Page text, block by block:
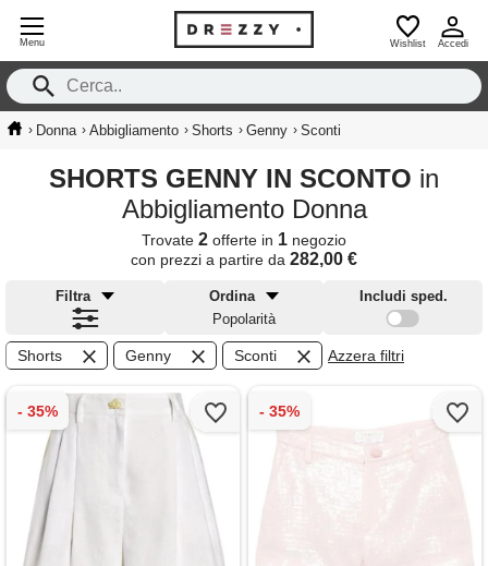
Menu Wishlist Accedi
› Donna › Abbigliamento › Shorts › Genny › Sconti
SHORTS GENNY IN SCONTO in
Abbigliamento Donna
Trovate 2 offerte in 1 negozio
con prezzi a partire da 282,00 €
Filtra
Ordina
Popolarità
Includi sped.
Shorts Genny Sconti Azzera filtri